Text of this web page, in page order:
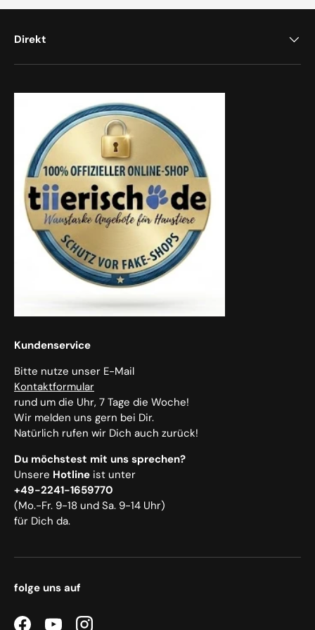
Direkt
Kundenservice
Bitte nutze unser E-Mail
Kontaktformular
rund um die Uhr, 7 Tage die Woche!
Wir melden uns gern bei Dir.
Natürlich rufen wir Dich auch zurück!
Du möchstest mit uns sprechen?
Unsere Hotline ist unter
+49-2241-1659770
(Mo.-Fr. 9-18 und Sa. 9-14 Uhr)
für Dich da.
folge uns auf